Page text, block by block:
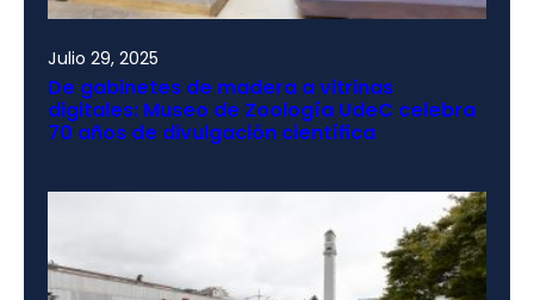
Julio 29, 2025
De gabinetes de madera a vitrinas
digitales: Museo de Zoología UdeC celebra
70 años de divulgación científica